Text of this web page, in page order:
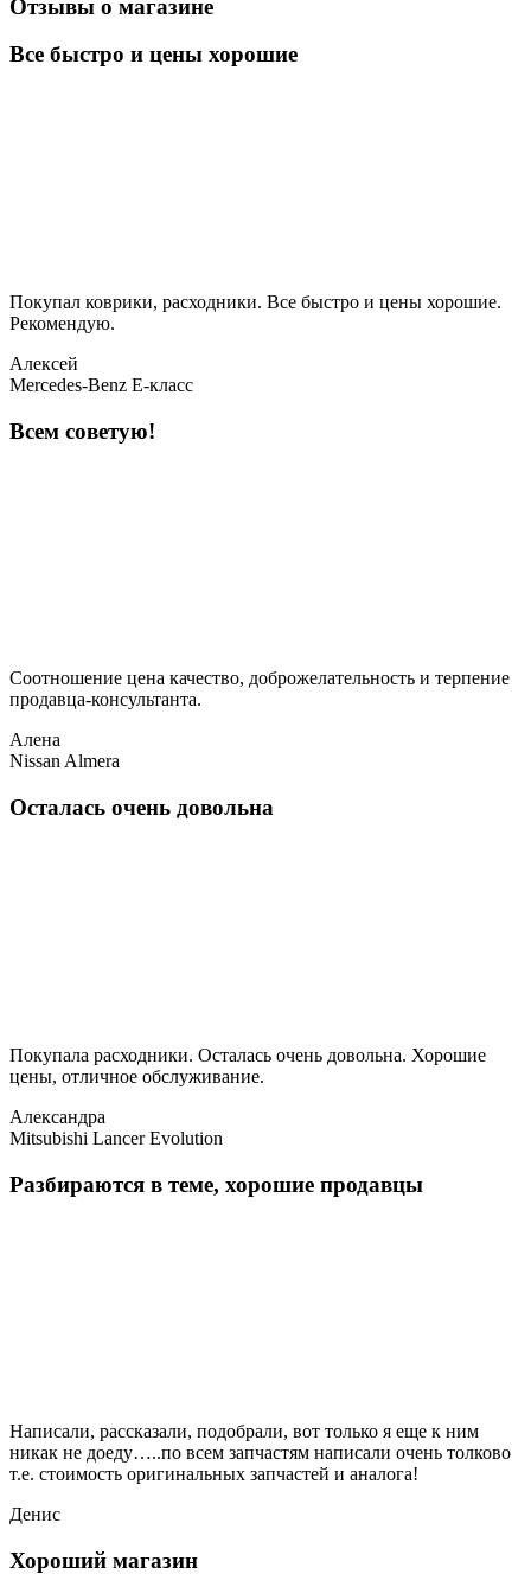
Отзывы о магазине
Все быстро и цены хорошие
Покупал коврики, расходники. Все быстро и цены хорошие.
Рекомендую.
Алексей
Mercedes-Benz E-класс
Всем советую!
Соотношение цена качество, доброжелательность и терпение
продавца-консультанта.
Алена
Nissan Almera
Осталась очень довольна
Покупала расходники. Осталась очень довольна. Хорошие
цены, отличное обслуживание.
Александра
Mitsubishi Lancer Evolution
Разбираются в теме, хорошие продавцы
Написали, рассказали, подобрали, вот только я еще к ним
никак не доеду…..по всем запчастям написали очень толково
т.е. стоимость оригинальных запчастей и аналога!
Денис
Хороший магазин